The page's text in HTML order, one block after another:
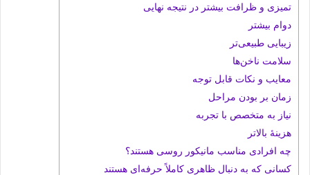
تمیزی و ظرافت بیشتر در نتیجه نهایی
دوام بیشتر
زیبایی طبیعی‌تر
سلامت ناخن‌ها
معایب و نکات قابل توجه
زمان بر بودن مراحل
نیاز به متخصص با تجربه
هزینۀ بالاتر
چه افرادی مناسب مانیکور روسی هستند؟
کسانی که به دنبال ظاهری کاملاً حرفه‌ای هستند